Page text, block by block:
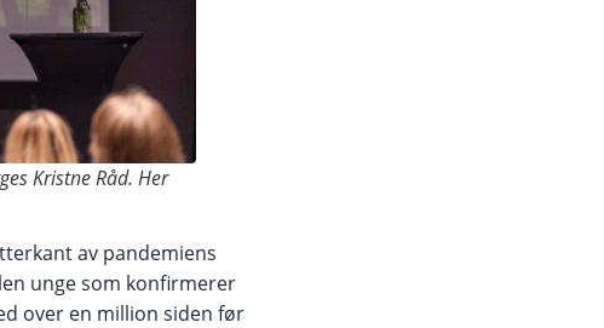
Kristne Råd. Her
av pandemiens
unge som konfirmerer
over en million siden før